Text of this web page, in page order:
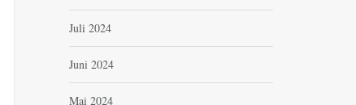
Juli 2024
Juni 2024
Mai 2024